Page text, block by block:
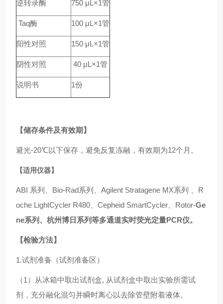
逆转录酶 750 μL×1管
Taq酶 100 μL×1管
阳性对照 150 μL×1管
阴性对照 40 μL×1管
说明书 1份
【储存条件及有效期】
避光-20℃以下保存，避免反复冻融，有效期为12个月。
【适用仪器】
ABI 系列、Bio-Rad系列、Agilent Stratagene MX系列 、R
oche LightCycler R480、Cepheid SmartCycler、Rotor-Ge
ne系列、杭州博日系列等多通道实时荧光定量PCR仪。
【检验方法】
1.试剂准备（试剂准备区）
（1）从冰箱中取出试剂盒, 从试剂盒中取出实验所需试
剂，充分融化混匀并瞬时离心以去除管壁附着液体。